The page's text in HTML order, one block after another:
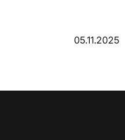
05.11.2025